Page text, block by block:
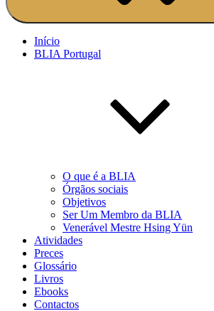
Início
BLIA Portugal
O que é a BLIA
Órgãos sociais
Objetivos
Ser Um Membro da BLIA
Venerável Mestre Hsing Yün
Atividades
Preces
Glossário
Livros
Ebooks
Contactos